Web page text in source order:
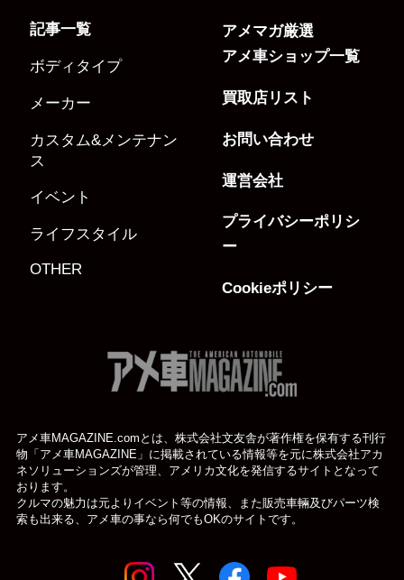
記事一覧
ボディタイプ
メーカー
カスタム&メンテナン
ス
イベント
ライフスタイル
OTHER
アメマガ厳選
アメ車ショップ一覧
買取店リスト
お問い合わせ
運営会社
プライバシーポリシ
ー
Cookieポリシー
アメ車MAGAZINE.comとは、株式会社文友舎が著作権を保有する刊行
物「アメ車MAGAZINE」に掲載されている情報等を元に株式会社アカ
ネソリューションズが管理、アメリカ文化を発信するサイトとなって
おります。
クルマの魅力は元よりイベント等の情報、また販売車輛及びパーツ検
索も出来る、アメ車の事なら何でもOKのサイトです。